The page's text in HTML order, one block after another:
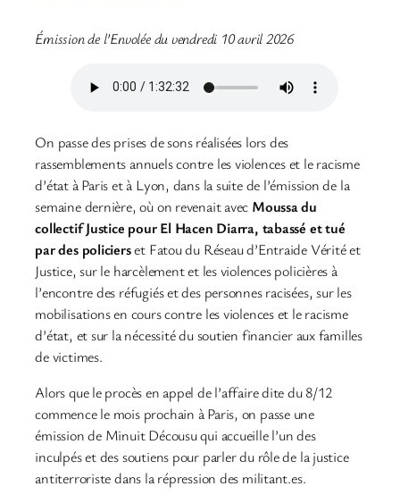
Émission de l’Envolée du vendredi 10 avril 2026
On passe des prises de sons réalisées lors des
rassemblements annuels contre les violences et le racisme
d’état à Paris et à Lyon, dans la suite de l’émission de la
semaine dernière, où on revenait avec Moussa du
collectif Justice pour El Hacen Diarra, tabassé et tué
par des policierset Fatou du Réseau d’Entraide Vérité et
Justice, sur le harcèlement et les violences policières à
l’encontre des réfugiés et des personnes racisées, sur les
mobilisations en cours contre les violences et le racisme
d’état, et sur la nécessité du soutien financier aux familles
de victimes.
Alors que le procès en appel de l’affaire dite du 8/12
commence le mois prochain à Paris, on passe une
émission de Minuit Décousu qui accueille l’un des
inculpés et des soutiens pour parler du rôle de la justice
antiterroriste dans la répression des militant.es.